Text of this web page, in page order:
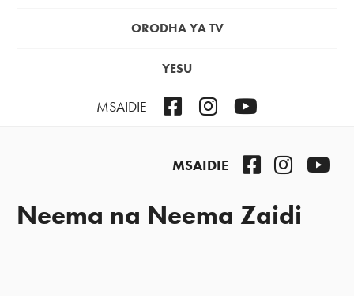
ORODHA YA TV
YESU
MSAIDIE FacebookInstagram
MSAIDIE Facebook
Neema na Neema Zaidi